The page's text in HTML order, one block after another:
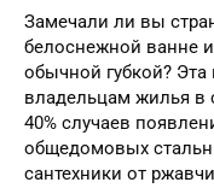
Замечали ли вы
белоснежной ванне
обычной губкой?
владельцам жилья в
40% случаев
общедомовых
сантехники от